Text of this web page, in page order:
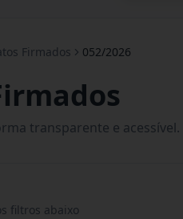
Firmados 052/2026
transparente e acessível.
filtros abaixo